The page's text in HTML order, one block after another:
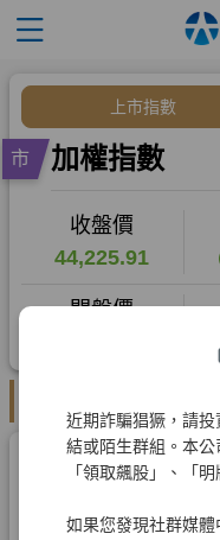
近期詐騙猖獗，請
結或陌生群組。本
「領取飆股」、「
如果您發現社群媒體